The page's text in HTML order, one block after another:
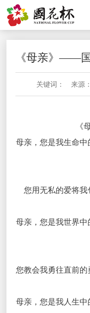
《母亲》——
关键词： 来源
《
母亲，您是我生命
您用无私的爱将我
母亲，您是我世界
您教会我勇往直前的
母亲，您是我人生